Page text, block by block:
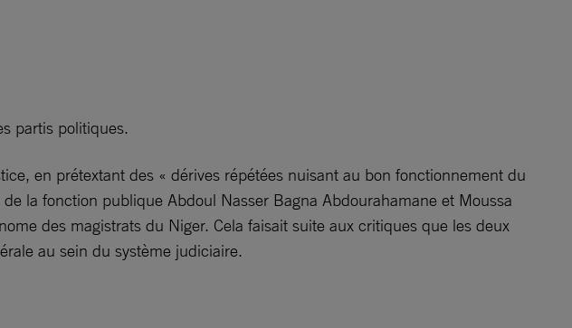
partis politiques.
en prétextant des « dérives répétées nuisant au bon fonctionnement du
la fonction publique Abdoul Nasser Bagna Abdourahamane et Moussa
des magistrats du Niger. Cela faisait suite aux critiques que les deux
au sein du système judiciaire.